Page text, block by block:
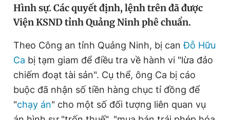
Thông tin tòa soạn Liên hệ quảng cáo
Đọc Thanh Niên trên điện thoại
Hình sự. Các quyết định, lệnh trên đã được
Viện KSND tỉnh Quảng Ninh phê chuẩn.
Theo Công an tỉnh Quảng Ninh, bị canĐỗ Hữu
Ca bị tạm giam để điều tra về hành vi "lừa đảo
chiếm đoạt tài sản". Cụ thể, ông Ca bị cáo
buộc đã nhận số tiền hàng chục tỉ đồng để
"chạy án" cho một số đối tượng liên quan vụ